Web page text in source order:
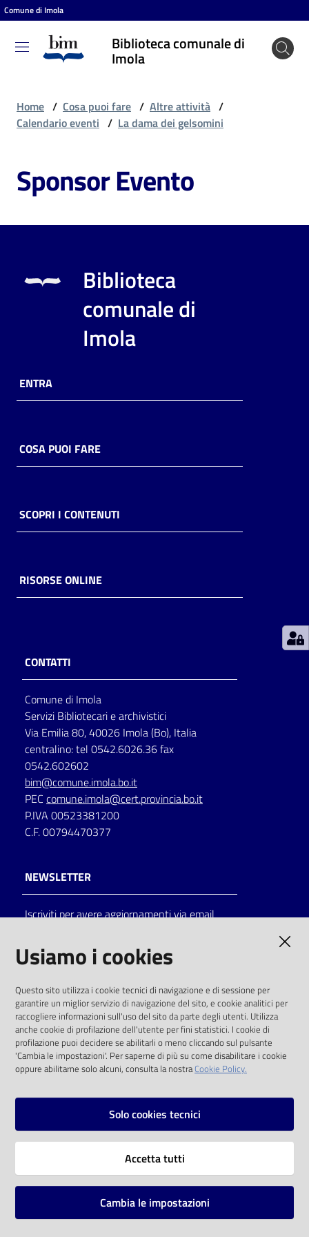
Vai al contenuto
Vai alla navigazione
Vai al footer
Comune di Imola
Biblioteca comunale di
Imola
Biblioteca
comunale
puoi
Risorse
online
Casa
Piani
storico
per
lettura
Seguici
su
Catalogo
on line
Eventi
Chiedi al
bibliotecario
Home / Cosa puoi fare / Altre attività /
Calendario eventi / La dama dei gelsomini
Sponsor Evento
Biblioteca
comunale di
Imola
ENTRA
COSA PUOI FARE
SCOPRI I CONTENUTI
RISORSE ONLINE
CONTATTI
Comune di Imola
Servizi Bibliotecari e archivistici
Via Emilia 80, 40026 Imola (Bo), Italia
centralino: tel 0542.6026.36 fax
0542.602602
bim@comune.imola.bo.it
PEC comune.imola@cert.provincia.bo.it
P.IVA 00523381200
C.F. 00794470377
NEWSLETTER
Iscriviti per avere aggiornamenti via email
solo alle condizioni previste dalla direttiva
comunitaria 2003/98/CE e dal d.lgs. 36/2006
SOCIAL
Instagram
Vai alla pagina
Mappa del sito
Usiamo i cookies
Questo sito utilizza i cookie tecnici di navigazione e di sessione per
garantire un miglior servizio di navigazione del sito, e cookie analitici per
raccogliere informazioni sull'uso del sito da parte degli utenti. Utilizza
anche cookie di profilazione dell'utente per fini statistici. I cookie di
profilazione puoi decidere se abilitarli o meno cliccando sul pulsante
'Cambia le impostazioni'. Per saperne di più su come disabilitare i cookie
oppure abilitarne solo alcuni, consulta la nostraCookie Policy.
Solo cookies tecnici
Accetta tutti
Cambia le impostazioni